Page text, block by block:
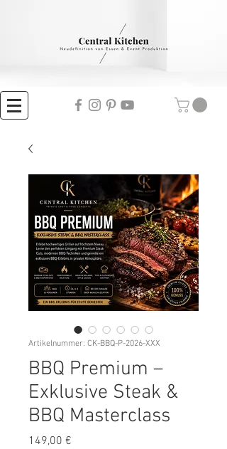
Artikelnummer: CK-BBQ-P-2026-XXX
BBQ Premium –
Exklusive Steak &
BBQ Masterclass
149,00 €